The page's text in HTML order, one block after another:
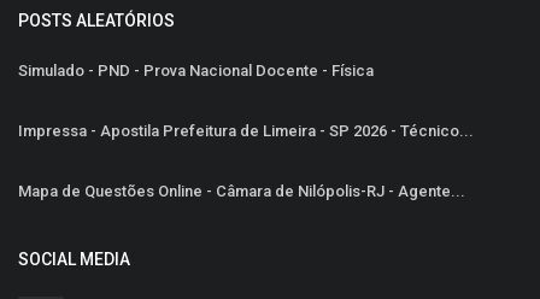
POSTS ALEATÓRIOS
Simulado - PND - Prova Nacional Docente - Física
Impressa - Apostila Prefeitura de Limeira - SP 2026 - Técnico...
Mapa de Questões Online - Câmara de Nilópolis-RJ - Agente...
SOCIAL MEDIA